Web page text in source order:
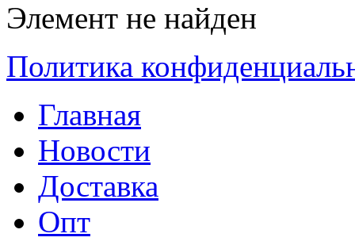
Элемент не найден
Политика
Главная
Новости
Доставка
Опт